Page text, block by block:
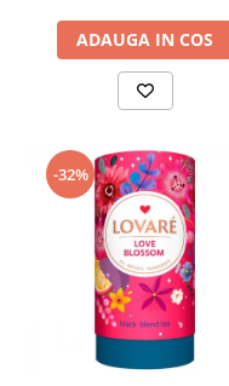
ADAUGA IN COS
-32%